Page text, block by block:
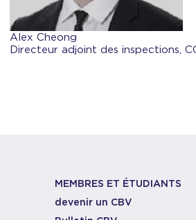
Alex Cheong
Directeur adjoint des inspections,
MEMBRES ET ÉTUDIANTS
devenir un CBV